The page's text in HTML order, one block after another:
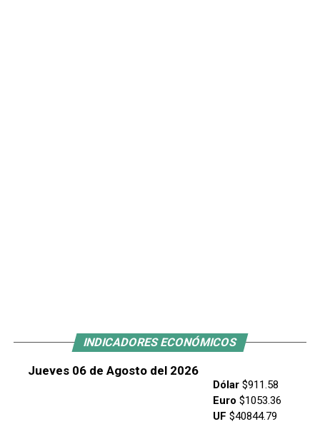
INDICADORES ECONÓMICOS
Jueves 06 de Agosto del 2026
Dólar$911.58
Euro $1053.36
UF $40844.79